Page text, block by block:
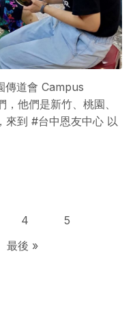
傳道會 Campus
他們是新竹、桃園、
來到 #台中恩友中心 以
Page
4 Page
5
Last page
最後 »